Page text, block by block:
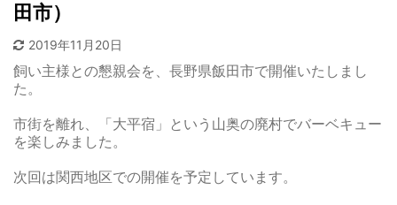
田市）
2019年11月20日
飼い主様との懇親会を、長野県飯田市で開催いたしまし
た。
市街を離れ、「大平宿」という山奥の廃村でバーベキュー
を楽しみました。
次回は関西地区での開催を予定しています。